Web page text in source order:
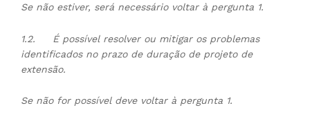
Se não estiver, será necessário voltar à pergunta 1.
1.2.
É possível resolver ou mitigar os problemas
identificados no prazo de duração de projeto de
extensão.
Se não for possível deve voltar à pergunta 1.